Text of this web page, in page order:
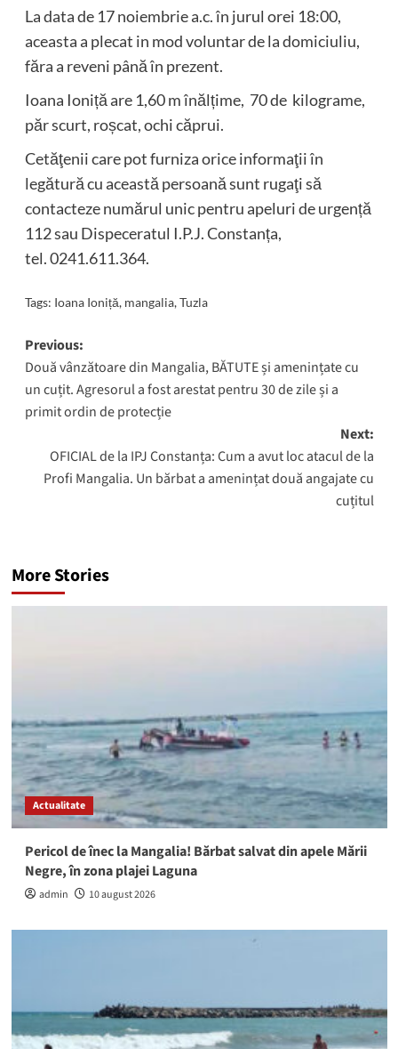
La data de 17 noiembrie a.c. în jurul orei 18:00,
aceasta a plecat in mod voluntar de la domiciuliu,
făra a reveni până în prezent.
Ioana Ioniță are 1,60 m înălțime, 70 de kilograme,
păr scurt, roșcat, ochi căprui.
Cetăţenii care pot furniza orice informaţii în
legătură cu această persoană sunt rugaţi să
contacteze numărul unic pentru apeluri de urgență
112 sau Dispeceratul I.P.J. Constanța,
tel. 0241.611.364.
Tags: Ioana Ioniță, mangalia,Tuzla
Post
navigation
Previous:
Două vânzătoare din Mangalia, BĂTUTE și amenințate cu
un cuțit. Agresorul a fost arestat pentru 30 de zile și a
primit ordin de protecție
Next:
OFICIAL de la IPJ Constanța: Cum a avut loc atacul de la
Profi Mangalia. Un bărbat a amenințat două angajate cu
cuțitul
More Stories
Actualitate
Pericol de înec la Mangalia! Bărbat salvat din apele Mării
Negre, în zona plajei Laguna
admin 10 august 2026